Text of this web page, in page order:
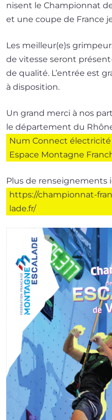
nisent le Championnat
et une coupe de France
Les meilleur(e)s
de vitesse seront
de qua­li­té. L’entrée est
à disposition.
Un grand mer­ci à nos
le dépar­te­ment du
Num Connect élec­tri­ci­té
Espace Montagne
Plus de ren­sei­gne­ments
https://​cham​pion​nat​-
lade​.fr/